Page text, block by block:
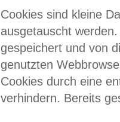
Cookies sind kleine
ausgetauscht
gespeichert und von
genutzten
Cookies durch eine
verhindern. Bereits